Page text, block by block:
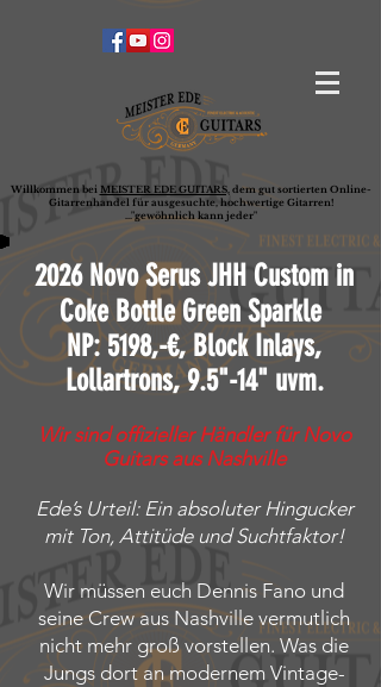
Willkommen bei MEISTER EDE GUITARS,dem gut sortierten Online-
Gitarrenhandel für ausgesuchte, hochwertige Gitarren!
..."gewöhnlich kann jeder"
2026 Novo Serus JHH Custom in
Coke Bottle Green Sparkle
NP: 5198,-€, Block Inlays,
Lollartrons, 9.5"-14" uvm.
Wir sind offizieller Händler für Novo
Guitars aus Nashville
Ede’s Urteil: Ein absoluter Hingucker
mit Ton, Attitüde und Suchtfaktor!
Wir müssen euch Dennis Fano und
seine Crew aus Nashville vermutlich
nicht mehr groß vorstellen. Was die
Jungs dort an modernem Vintage-